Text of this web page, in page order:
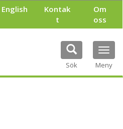
English
Kontak
t
Om
oss
Sök Meny